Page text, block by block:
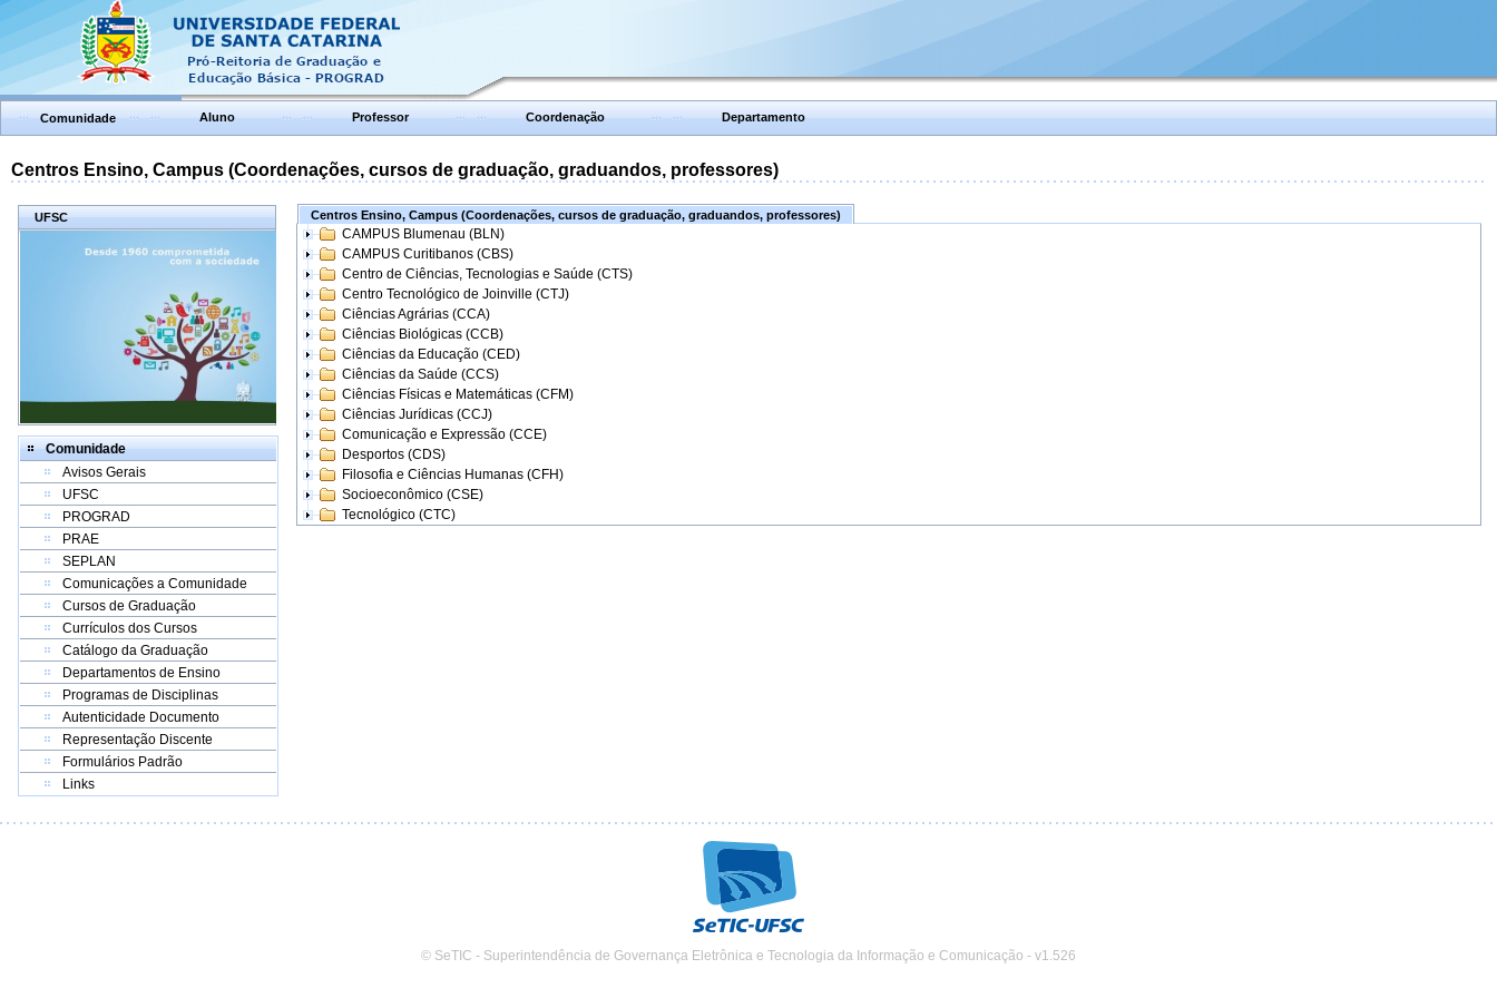
Comunidade Aluno Professor Coordenação Departamento
Centros Ensino, Campus (Coordenações, cursos de graduação, graduandos, professores)
UFSC
Comunidade
Avisos Gerais
UFSC
PROGRAD
PRAE
SEPLAN
Comunicações a Comunidade
Cursos de Graduação
Currículos dos Cursos
Catálogo da Graduação
Departamentos de Ensino
Programas de Disciplinas
Autenticidade Documento
Representação Discente
Formulários Padrão
Links
Centros Ensino, Campus (Coordenações, cursos de graduação, graduandos, professores)
CAMPUS Blumenau (BLN)
CAMPUS Curitibanos (CBS)
Centro de Ciências, Tecnologias e Saúde (CTS)
Centro Tecnológico de Joinville (CTJ)
Ciências Agrárias (CCA)
Ciências Biológicas (CCB)
Ciências da Educação (CED)
Ciências da Saúde (CCS)
Ciências Físicas e Matemáticas (CFM)
Ciências Jurídicas (CCJ)
Comunicação e Expressão (CCE)
Desportos (CDS)
Filosofia e Ciências Humanas (CFH)
Socioeconômico (CSE)
Tecnológico (CTC)
© SeTIC - Superintendência de Governança Eletrônica e Tecnologia da Informação e Comunicação - v1.526